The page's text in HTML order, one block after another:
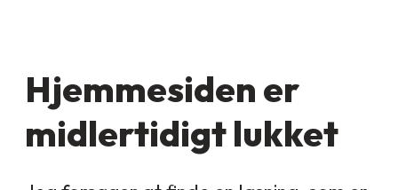
Hjemmesiden er
midlertidigt lukket